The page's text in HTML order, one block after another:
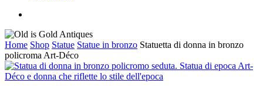
Home Shop Statue Statue in bronzo Statuetta di donna in bronzo
policroma Art-Déco